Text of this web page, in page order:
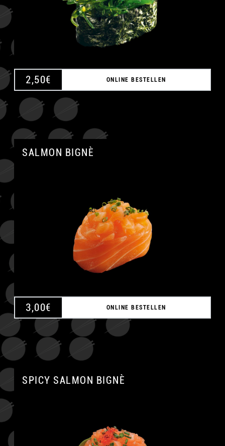
2,50€ ONLINE BESTELLEN
SALMON BIGNÈ
3,00€ ONLINE BESTELLEN
SPICY SALMON BIGNÈ